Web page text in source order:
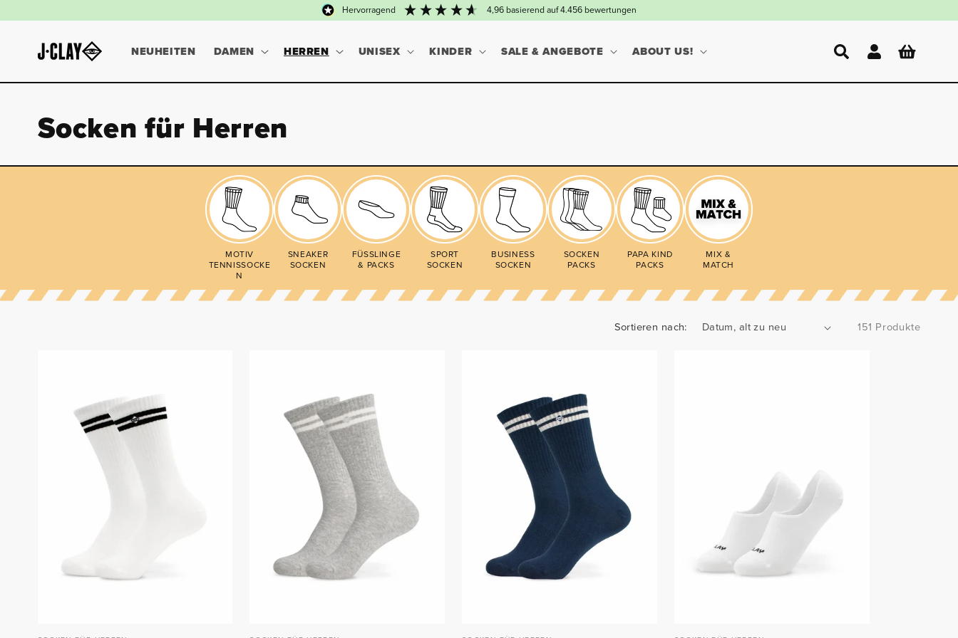
ZUM hervorragend 4,96 basierend auf4.456 bewertungen
NEUHEITEN DAMEN HERREN UNISEX KINDER SALE & ANGEBOTE ABOUT US! EinloggenWarenkorb
Socken für Herren
MOTIV
TENNISSOCKE
N
SNEAKER
SOCKEN
FÜSSLINGE
& PACKS
SPORT
SOCKEN
BUSINESS
SOCKEN
SOCKEN
PACKS
PAPA KIND
PACKS
MIX &
MATCH
Sortieren nach: 151 Produkte